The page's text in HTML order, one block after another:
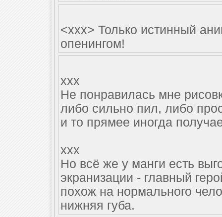
<xxx> Только истинный
опенингом!
xxx
Не понравилась мне
либо сильно пил, либо
и то прямее иногда
xxx
Но всё же у манги есть
экранизации - главный
похож на нормального
нижняя губа.